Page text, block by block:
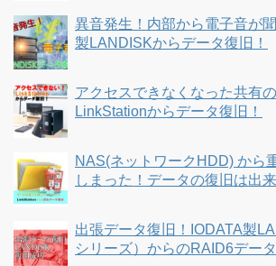
異音発生！内部から電子音が
製LANDISKからデータ復旧！
アクセスできなくなった共有
LinkStationからデータ復旧！
NAS(ネットワークHDD) から
しまった！データの復旧は出
出張データ復旧！IODATA製
シリーズ）からのRAID6デー